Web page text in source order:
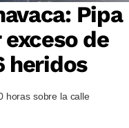
Pipa
de
heridos
horas sobre la calle